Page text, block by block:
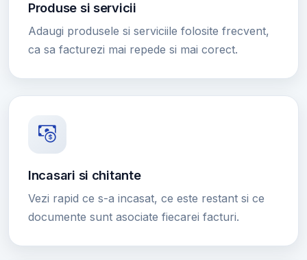
Produse si servicii
Adaugi produsele si serviciile folosite frecvent,
ca sa facturezi mai repede si mai corect.
Incasari si chitante
Vezi rapid ce s-a incasat, ce este restant si ce
documente sunt asociate fiecarei facturi.